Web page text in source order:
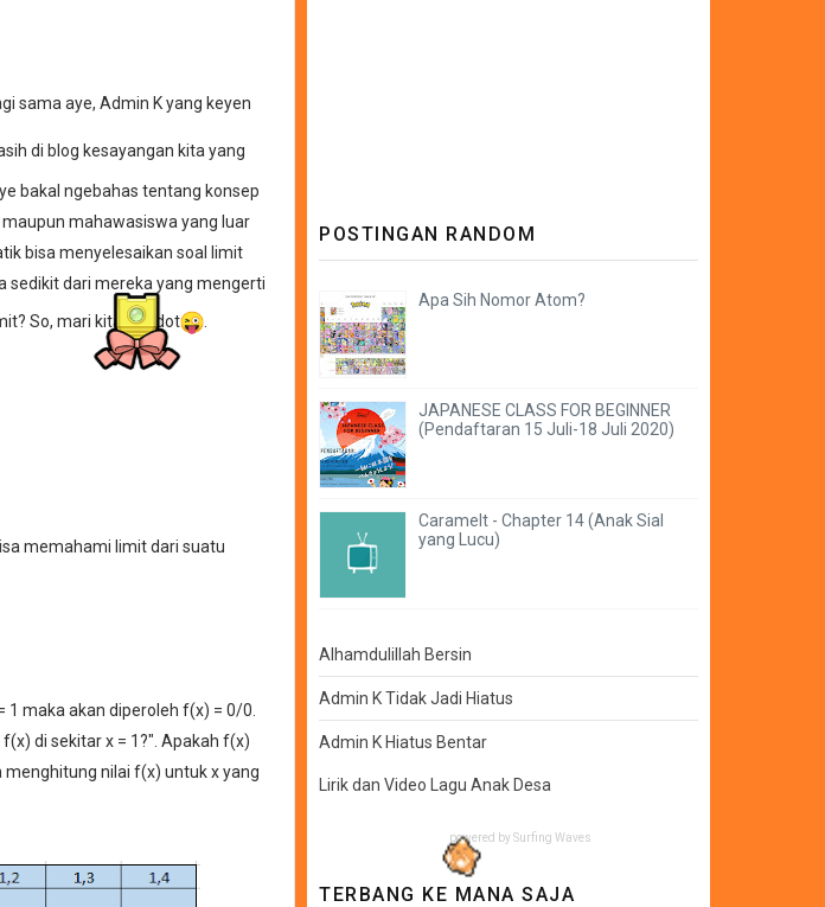
sama aye, Admin K yang keyen
di blog kesayangan kita yang
bakal ngebahas tentang konsep
mahawasiswa yang luar
bisa menyelesaikan soal limit
sedikit dari mereka yang mengerti
So, mari kita cekidot
memahami limit dari suatu
maka akan diperoleh f(x) = 0/0.
di sekitar x = 1?". Apakah f(x)
nilai f(x) untuk x yang
POSTINGAN RANDOM
Apa Sih Nomor Atom?
JAPANESE CLASS FOR BEGINNER
(Pendaftaran 15 Juli-18 Juli 2020)
Caramelt - Chapter 14 (Anak Sial
yang Lucu)
Alhamdulillah Bersin
Admin K Tidak Jadi Hiatus
Admin K Hiatus Bentar
Lirik dan Video Lagu Anak Desa
powered by Surfing Waves
TERBANG KE MANA SAJA